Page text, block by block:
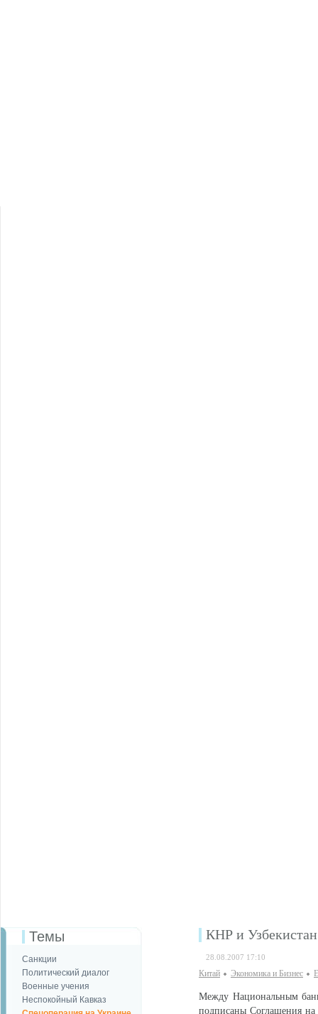
Темы
Санкции
Политический диалог
Военные учения
Неспокойный Кавказ
КНР и Узбекистан
28.08.2007 17:10
Китай Экономика и Бизнес
Между Национальным
подписаны Соглашения